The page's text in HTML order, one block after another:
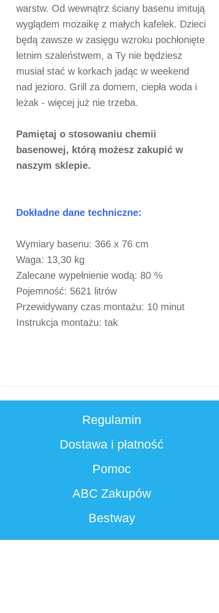
warstw. Od wewnątrz ściany basenu imitują
wyglądem mozaikę z małych kafelek. Dzieci
będą zawsze w zasięgu wzroku pochłonięte
letnim szaleństwem, a Ty nie będziesz
musiał stać w korkach jadąc w weekend
nad jezioro. Grill za domem, ciepła woda i
leżak - więcej już nie trzeba.
Pamiętaj o stosowaniu chemii
basenowej, którą możesz zakupić w
naszym sklepie.
Dokładne dane techniczne:
Wymiary basenu: 366 x 76 cm
Waga: 13,30 kg
Zalecane wypełnienie wodą: 80 %
Pojemność: 5621 litrów
Przewidywany czas montażu: 10 minut
Instrukcja montażu: tak
Regulamin
Dostawa i płatność
Pomoc
ABC Zakupów
Bestway